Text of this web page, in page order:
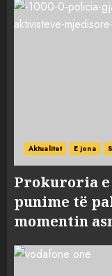
Aktualitet E jona
Prokuroria
punime të
momentin